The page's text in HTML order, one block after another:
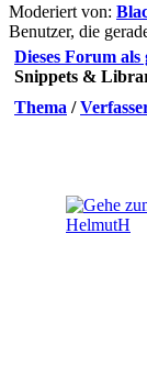
Moderiert von:
Benutzer, die
Dieses Forum als
Snippets &
Thema /
HelmutH